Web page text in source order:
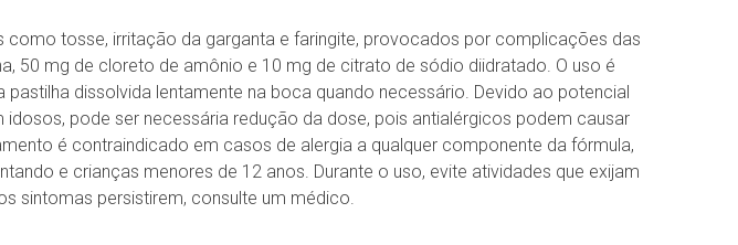
tosse, irritação da garganta e faringite, provocados por complicações das
50 mg de cloreto de amônio e 10 mg de citrato de sódio diidratado. O uso é
dissolvida lentamente na boca quando necessário. Devido ao potencial
pode ser necessária redução da dose, pois antialérgicos podem causar
é contraindicado em casos de alergia a qualquer componente da fórmula,
e crianças menores de 12 anos. Durante o uso, evite atividades que exijam
sintomas persistirem, consulte um médico.